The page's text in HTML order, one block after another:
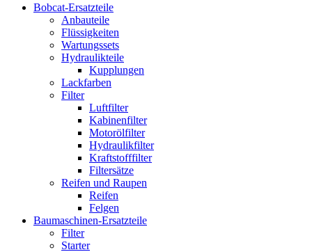
Bobcat-Ersatzteile
Anbauteile
Flüssigkeiten
Wartungssets
Hydraulikteile
Kupplungen
Lackfarben
Filter
Luftfilter
Kabinenfilter
Motorölfilter
Hydraulikfilter
Kraftstofffilter
Filtersätze
Reifen und Raupen
Reifen
Felgen
Baumaschinen-Ersatzteile
Filter
Starter